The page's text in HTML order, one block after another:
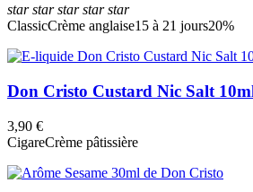
starstarstarstarstar
ClassicCrème anglaise15 à 21 jours20%
Don Cristo Custard Nic Salt
3,90 €
CigareCrème pâtissière